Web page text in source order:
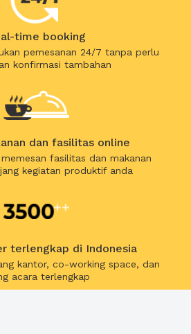
time booking
pemesanan 24/7 tanpa perlu
konfirmasi tambahan
dan fasilitas online
fasilitas dan makanan
kegiatan produktif anda
terlengkap di Indonesia
kantor, co-working space, dan
acara terlengkap